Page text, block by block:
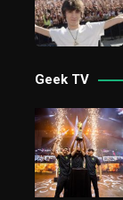
Geek TV